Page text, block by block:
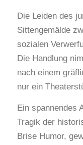
Die Leiden des
Sittengemälde
sozialen
Die Handlung
nach einem
nur ein
Ein spannendes
Tragik der
Brise Humor,